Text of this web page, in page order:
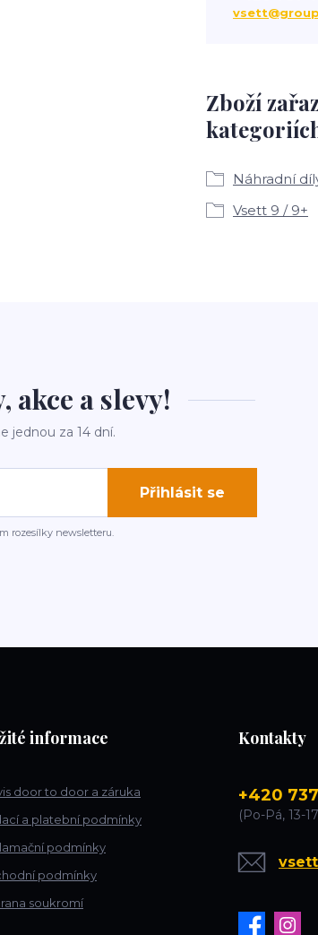
Zboží
Náhradní
Vsett 9 / 9+
akce a slevy!
jednou za 14 dní.
Přihlásit se
rozesílky newsletteru.
informace
door to door a záruka
a platební podmínky
podmínky
podmínky
soukromí
Kontakty
+420
(Po-Pá, 13-